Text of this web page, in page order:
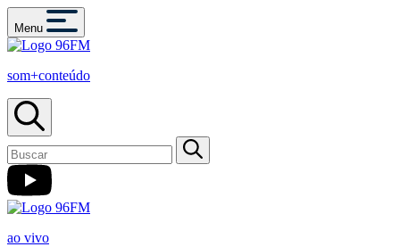
Menu
som+conteúdo
ao vivo